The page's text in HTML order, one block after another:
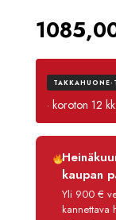
TAKKAHUONE-
· koroton 12 kk
Luottoaika
Korko
Käsittelymaksu
kaupan
Yli 900 €
kannettava